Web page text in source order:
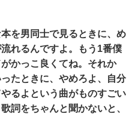
を男同士で見るときに、め
れるんですよ。もう1番僕
かっこ良くてね。それか
たときに、やめろよ、自分
るよという曲がものすごい
詞をちゃんと聞かないと、